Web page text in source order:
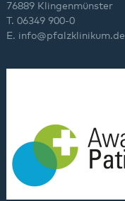
76889 Klingenmünster
T. 06349 900-0
E. info@pfalzklinikum.de